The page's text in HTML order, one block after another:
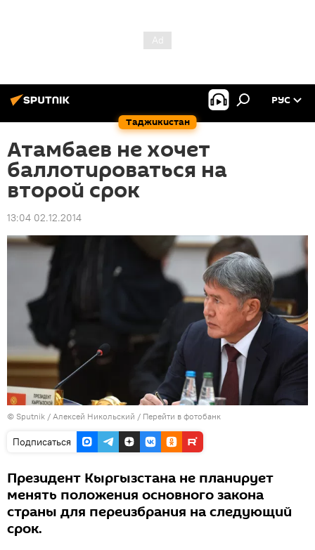
Таджикистан
РУС
Атамбаев не хочет
баллотироваться на
второй срок
13:04 02.12.2014
© Sputnik / Алексей Никольский / Перейти в фотобанк
Подписаться
Президент Кыргызстана не планирует
менять положения основного закона
страны для переизбрания на следующий
срок.